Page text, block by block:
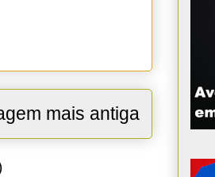
mais antiga